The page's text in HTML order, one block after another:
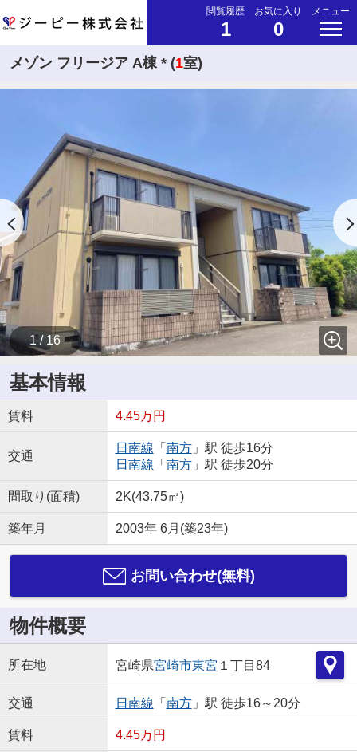
閲覧履歴
1
お気に入り
0
メニュー
メゾン フリージア A棟 * (1室)
1 / 16
基本情報
賃料 4.45万円
交通
日南線 「 南方」駅 徒歩16分
日南線 「 南方」駅 徒歩20分
間取り(面積) 2K(43.75㎡)
築年月 2003年 6月(築23年)
お問い合わせ(無料)
物件概要
所在地 宮崎県宮崎市東宮 １丁目84
交通 日南線 「 南方」駅 徒歩16～20分
賃料 4.45万円